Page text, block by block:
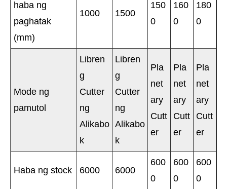
haba ng
paghatak
(mm)
1000 1500
150
0
160
0
180
0
Mode ng
pamutol
Libren
g
Cutter
ng
Alikabo
k
Libren
g
Cutter
ng
Alikabo
k
Pla
net
ary
Cutt
er
Pla
net
ary
Cutt
er
Pla
net
ary
Cutt
er
Haba ng stock 6000 6000
600
0
600
0
600
0